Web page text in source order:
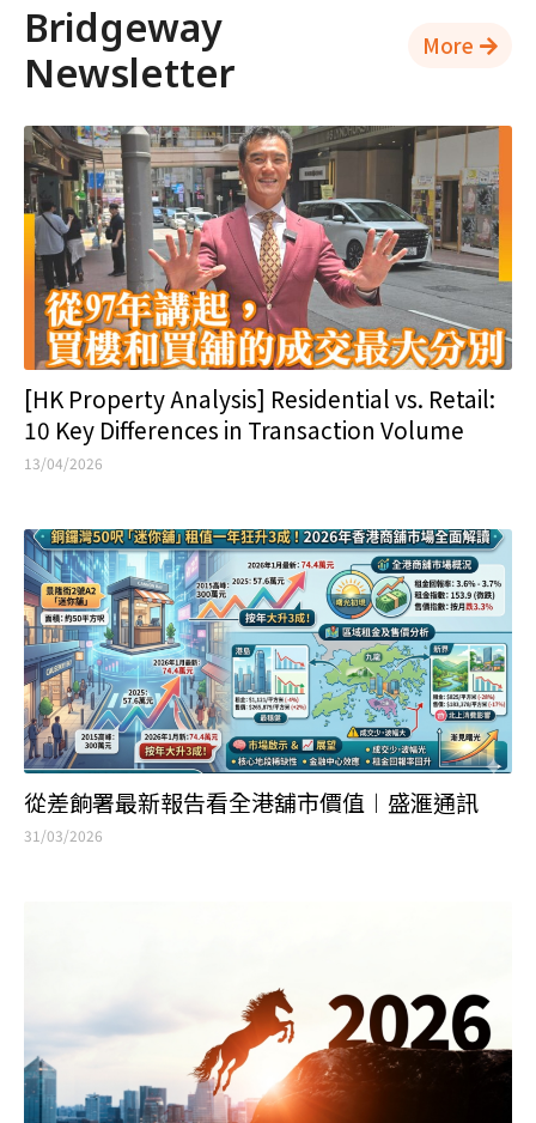
Bridgeway
Newsletter
More
[HK Property Analysis] Residential vs. Retail:
10 Key Differences in Transaction Volume
13/04/2026
從差餉署最新報告看全港舖市價值︱盛滙通訊
31/03/2026